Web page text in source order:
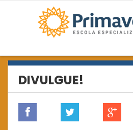
DIVULGUE!